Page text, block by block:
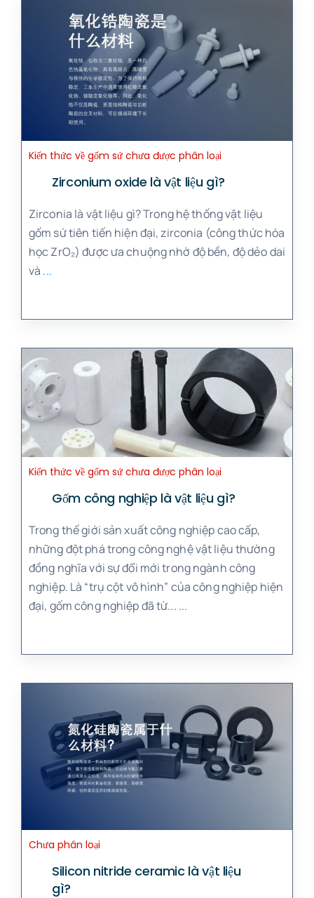
Kiến thức về gốm sứ chưa được phân loại
Zirconium oxide là vật liệu gì?
Zirconia là vật liệu gì? Trong hệ thống vật liệu
gốm sứ tiên tiến hiện đại, zirconia (công thức hóa
học ZrO₂) được ưa chuộng nhờ độ bền, độ dẻo dai
và ...
Kiến thức về gốm sứ chưa được phân loại
Gốm công nghiệp là vật liệu gì?
Trong thế giới sản xuất công nghiệp cao cấp,
những đột phá trong công nghệ vật liệu thường
đồng nghĩa với sự đổi mới trong ngành công
nghiệp. Là “trụ cột vô hình” của công nghiệp hiện
đại, gốm công nghiệp đã từ... ...
Chưa phân loại
Silicon nitride ceramic là vật liệu
gì?